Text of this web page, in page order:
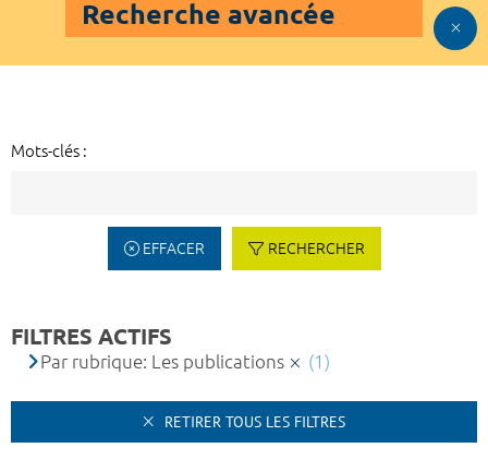
Recherche avancée
Mots-clés :
EFFACER RECHERCHER
FILTRES ACTIFS
Par rubrique: Les publications (1)
RETIRER TOUS LES FILTRES